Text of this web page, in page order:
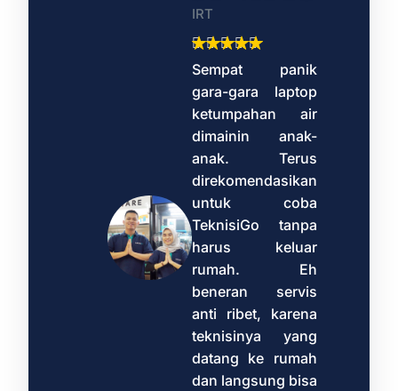
IRT
Sempat panik
gara-gara laptop
ketumpahan air
dimainin anak-
anak. Terus
direkomendasikan
untuk coba
TeknisiGo tanpa
harus keluar
rumah. Eh
beneran servis
anti ribet, karena
teknisinya yang
datang ke rumah
dan langsung bisa